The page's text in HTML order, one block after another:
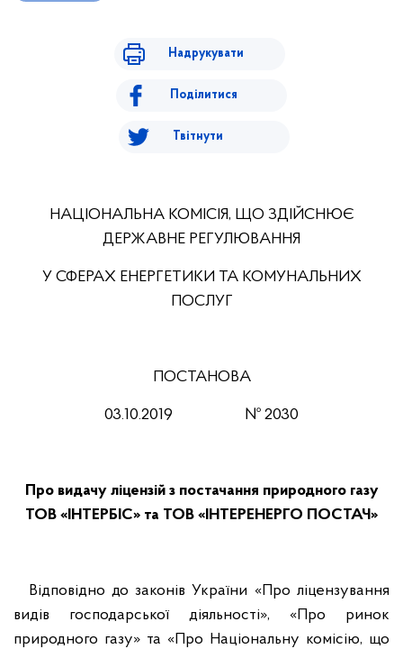
Надрукувати
Поділитися
Твітнути
НАЦІОНАЛЬНА КОМІСІЯ, ЩО ЗДІЙСНЮЄ
ДЕРЖАВНЕ РЕГУЛЮВАННЯ
У СФЕРАХ ЕНЕРГЕТИКИ ТА КОМУНАЛЬНИХ
ПОСЛУГ
ПОСТАНОВА
03.10.2019 № 2030
Про видачу ліцензій з постачання природного газу
ТОВ «ІНТЕРБІС» та ТОВ «ІНТЕРЕНЕРГО ПОСТАЧ»
Відповідно до законів України «Про ліцензування
видів господарської діяльності», «Про ринок
природного газу» та «Про Національну комісію, що